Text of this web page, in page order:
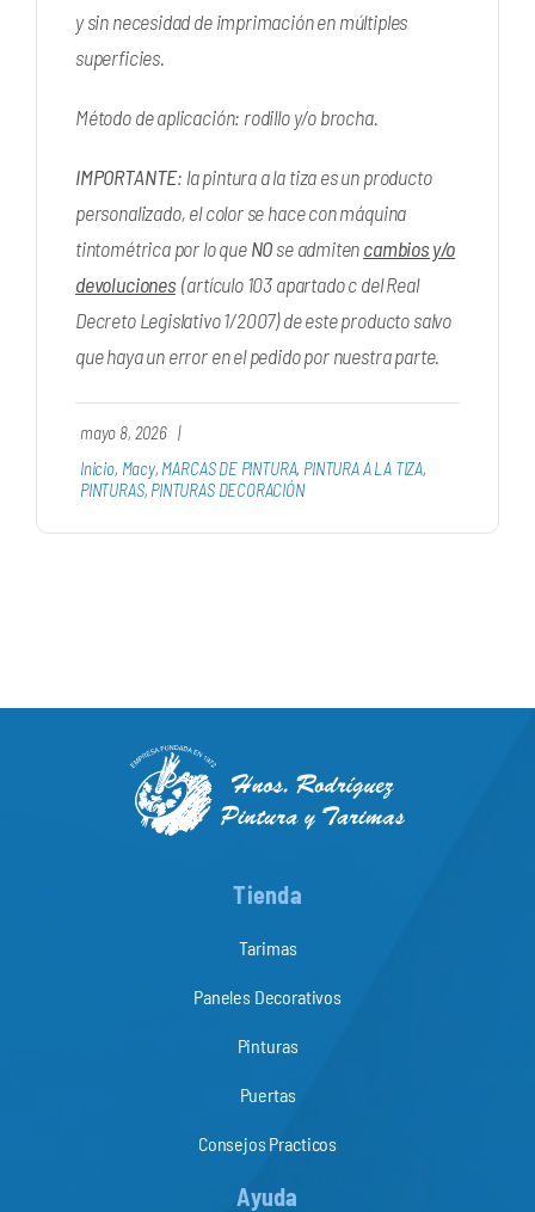
y sin necesidad de imprimación en múltiples
superficies.
Método de aplicación: rodillo y/o brocha.
IMPORTANTE: la pintura a la tiza es un producto
personalizado, el color se hace con máquina
tintométrica por lo queNOse admitencambios y/o
devoluciones (artículo 103 apartado c del Real
Decreto Legislativo 1/2007) de este producto salvo
que haya un error en el pedido por nuestra parte.
mayo 8, 2026 |
Inicio, Macy, MARCAS DE PINTURA, PINTURA A LA TIZA,
PINTURAS, PINTURAS DECORACIÓN
Tienda
Tarimas
Paneles Decorativos
Pinturas
Puertas
Consejos Practicos
Ayuda